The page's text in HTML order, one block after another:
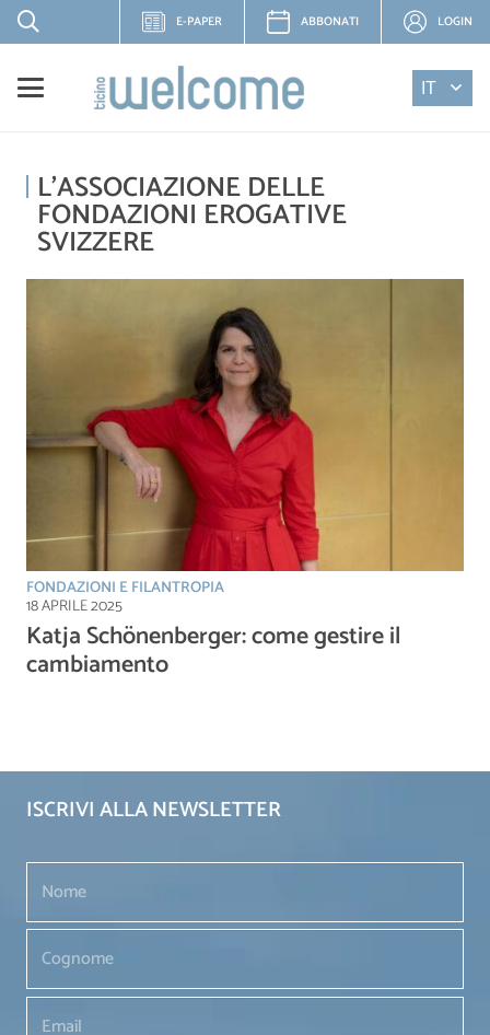
E-PAPER ABBONATI LOGIN
IT
L’ASSOCIAZIONE DELLE
FONDAZIONI EROGATIVE
SVIZZERE
FONDAZIONI E FILANTROPIA
18 APRILE 2025
Katja Schönenberger: come gestire il
cambiamento
ISCRIVI ALLA NEWSLETTER